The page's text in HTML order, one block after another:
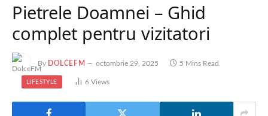
Pietrele Doamnei – Ghid
complet pentru vizitatori
By DOLCEFM octombrie 29, 2025 5 Mins Read
LIFESTYLE 6 Views